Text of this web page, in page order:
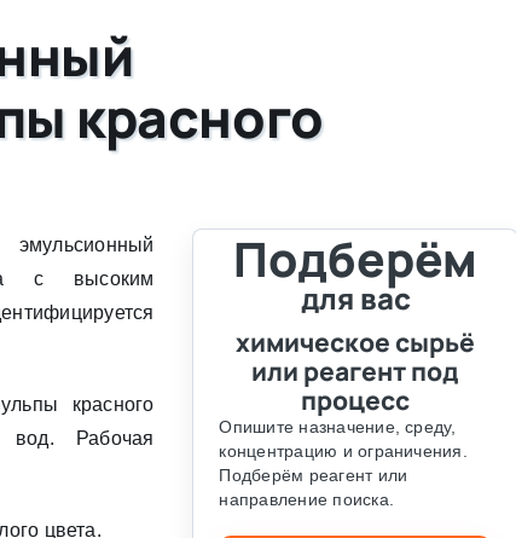
красного
с высоким
красного
Рабочая
цвета.
Подберём
для вас
химическое сырьё
или реагент под
процесс
Опишите назначение, среду,
концентрацию и ограничения.
Подберём реагент или
направление поиска.